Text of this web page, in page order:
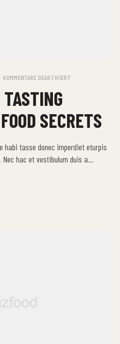
KOMMENTARE DEAKTIVIERT
SECRETS
habi tasse donec imperdiet eturpis
hac et vestibulum duis a
adipiscing adipiscing dui gravida